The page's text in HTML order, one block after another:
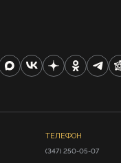
ТЕЛЕФОН
(347) 250-05-07